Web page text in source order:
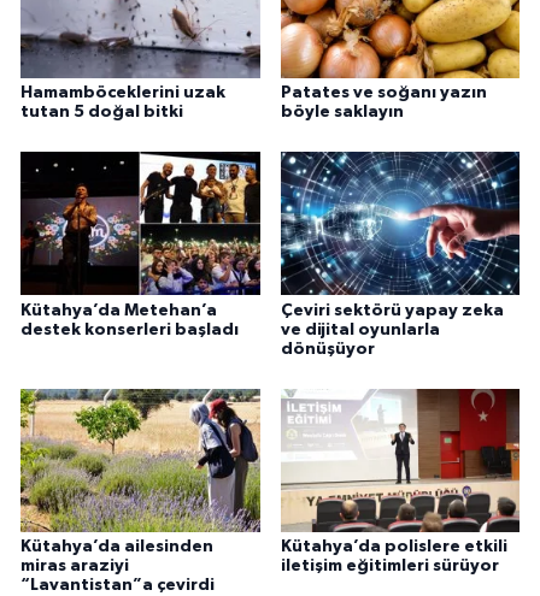
Hamamböceklerini uzak
tutan 5 doğal bitki
Patates ve soğanı yazın
böyle saklayın
Kütahya’da Metehan’a
destek konserleri başladı
Çeviri sektörü yapay zeka
ve dijital oyunlarla
dönüşüyor
Kütahya’da ailesinden
miras araziyi
“Lavantistan”a çevirdi
Kütahya’da polislere etkili
iletişim eğitimleri sürüyor